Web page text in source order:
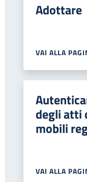
Adottare
VAI ALLA
degli atti
mobili
VAI ALLA